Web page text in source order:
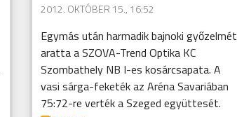
2012. OKTÓBER 15., 16:52
Egymás után harmadik bajnoki győzelmét
aratta a SZOVA-Trend Optika KC
Szombathely NB I-es kosárcsapata. A
vasi sárga-feketék az Aréna Savariában
75:72-re verték a Szeged együttesét.